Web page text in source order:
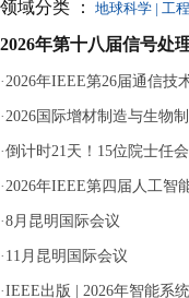
领域分类 ： 地球科学 | 工
2026年第十八届信号处
·2026年IEEE第26届通信技
·2026国际增材制造与生物
·倒计时21天！15位院士任
·2026年IEEE第四届人工智
·8月昆明国际会议
· 11月昆明国际会议
·IEEE出版 | 2026年智能系